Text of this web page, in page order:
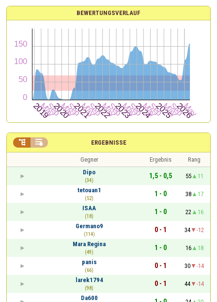
BEWERTUNGSVERLAUF
ERGEBNISSE
 
Gegner Ergebnis
Rang
Dipo
(34)
1,5 - 0,5 55
11
tetouan1
(52)
1 - 0 38
17
ISAA
(18)
1 - 0 22
16
Germano9
(114)
0 - 1 34
-12
Mara Regina
(49)
1 - 0 16
18
panis
(66)
0 - 1 30
-14
larek1794
(98)
0 - 1 44
-14
Da600